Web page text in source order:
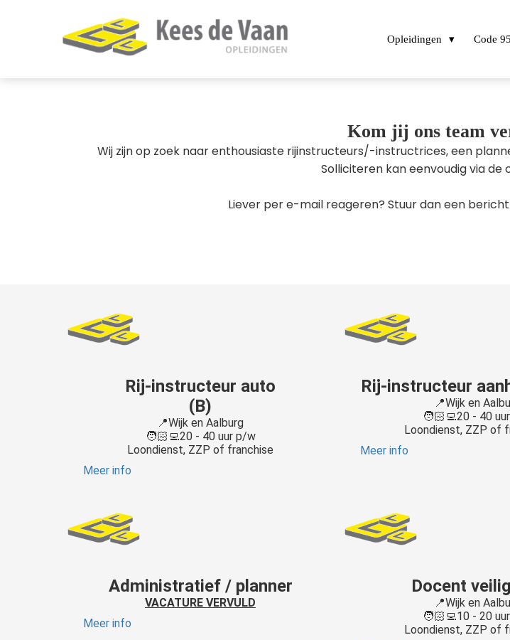
Opleidingen Code
Kom jij ons team
Wij zijn op zoek naar enthousiaste rijinstructeurs/-instructrices, een
Solliciteren kan eenvoudig via
Liever per e-mail reageren? Stuur dan een
Rij-instructeur auto
(B)
📍Wijk en Aalburg
🧑🏻‍💻20 - 40 uur p/w
Loondienst, ZZP of franchise
Meer info
Rij-instructeur
📍Wijk en
🧑🏻‍💻20 - 40
Loondienst, ZZP of
Meer info
Administratief / planner
VACATURE VERVULD
Meer info
Docent
📍Wijk en
🧑🏻‍💻10 - 20
Loondienst, ZZP of